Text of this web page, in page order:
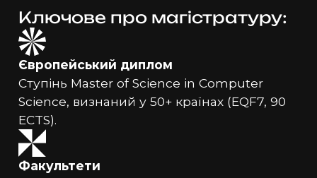
Ключове про магістратуру:
Європейський диплом
Ступінь Master of Science in Computer
Science, визнаний у 50+ країнах (EQF7, 90
ECTS).
Факультети